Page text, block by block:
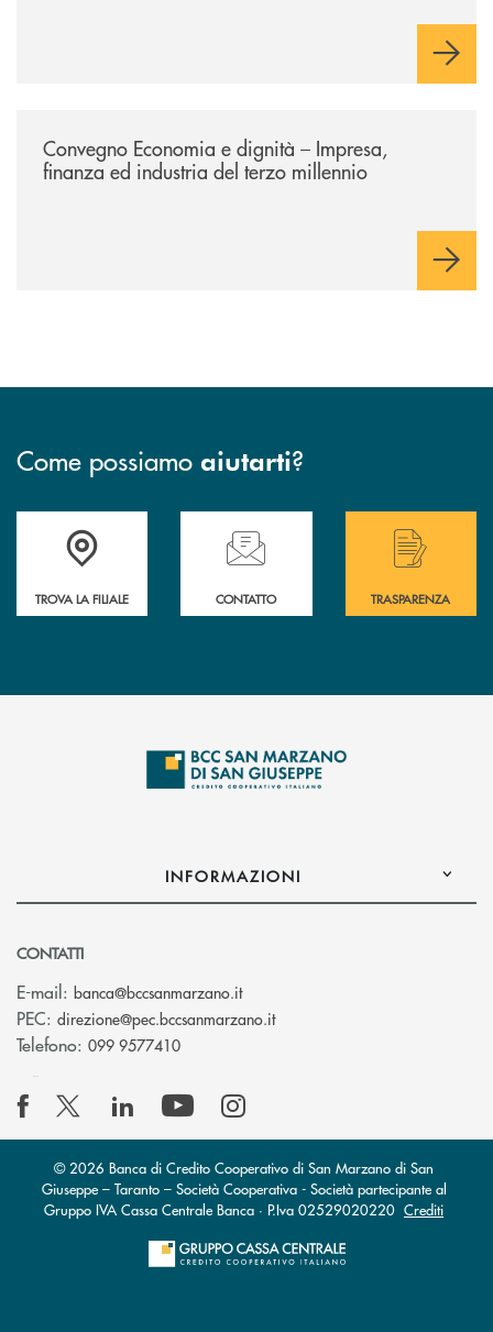
Convegno Economia e dignità – Impresa,
finanza ed industria del terzo millennio
Come possiamo aiutarti?
Accedi all' elenco completo delle filiali di Bcc San Marzano.
TROVA LA FILIALE
Hai bisogno di assistenza immediata?
CONTATTO
Hai bisogno di
TRASPARENZA
INFORMAZIONI
CONTATTI
E-mail: banca@bccsanmarzano.it(si apre l’app di posta
PEC: direzione@pec.bccsanmarzano.it(si apre l’app di posta
Telefono: 099 9577410
© 2026 Banca di Credito Cooperativo di San Marzano di San
Giuseppe – Taranto – Società Cooperativa - Società partecipante al
Gruppo IVA Cassa Centrale Banca · P.Iva 02529020220 Crediti